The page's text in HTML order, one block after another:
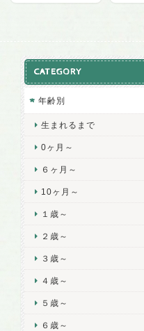
CATEGORY
年齢別
生まれるまで
0ヶ月～
６ヶ月～
10ヶ月～
１歳～
２歳～
３歳～
４歳～
５歳～
６歳～